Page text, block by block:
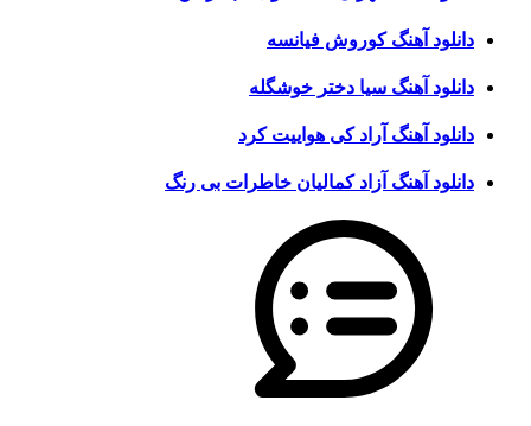
دانلود آهنگ کوروش فیانسه
دانلود آهنگ سیا دختر خوشگله
دانلود آهنگ آراد کی هواییت کرد
دانلود آهنگ آزاد کمالیان خاطرات بی رنگ